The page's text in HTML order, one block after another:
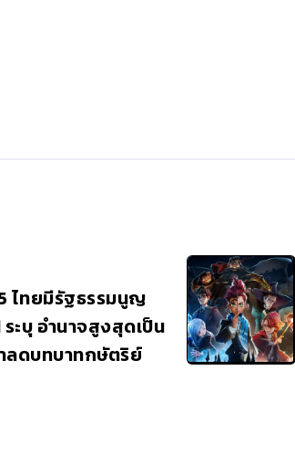
ไทยมีรัฐธรรมนูญ
ะบุ อำนาจสูงสุดเป็น
ลดบทบาทกษัตริย์